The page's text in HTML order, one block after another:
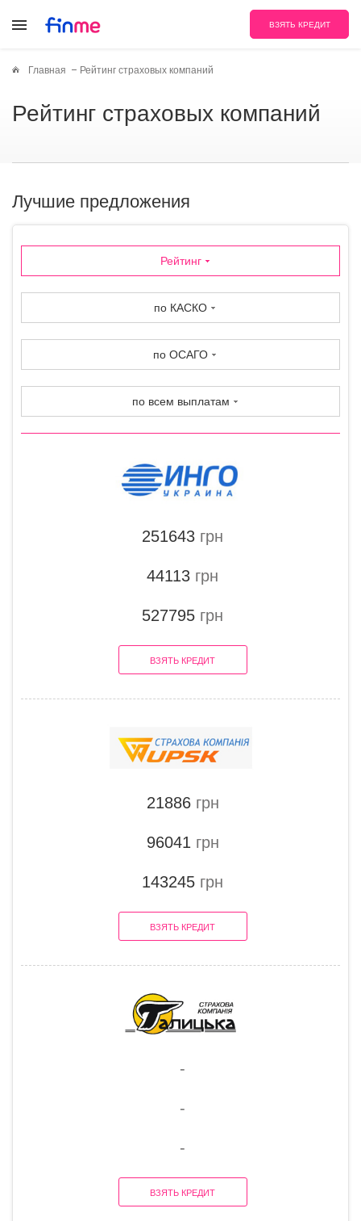
ВЗЯТЬ КРЕДИТ
Главная Рейтинг страховых компаний
Рейтинг страховых компаний
Лучшие предложения
Рейтинг
по КАСКО
по ОСАГО
по всем выплатам
251643 грн
44113 грн
527795 грн
ВЗЯТЬ КРЕДИТ
21886грн
96041 грн
143245 грн
ВЗЯТЬ КРЕДИТ
-
-
-
ВЗЯТЬ КРЕДИТ